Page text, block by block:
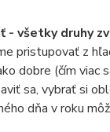
všetky druhy
pristupovať z
dobre (čím viac
sa, vybrať si
dňa v roku